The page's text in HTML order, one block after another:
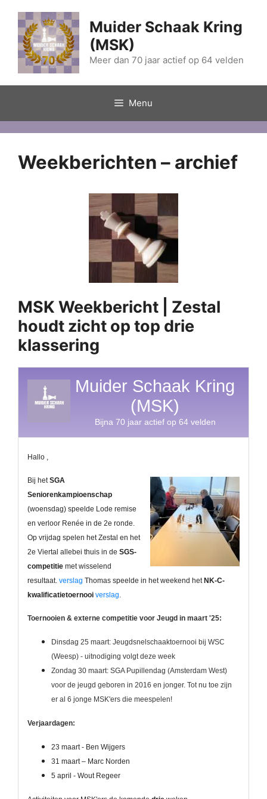
naar
inhoud
Muider Schaak Kring
(MSK)
Meer dan 70 jaar actief op 64 velden
Menu
Weekberichten – archief
MSK Weekbericht | Zestal
houdt zicht op top drie
klassering